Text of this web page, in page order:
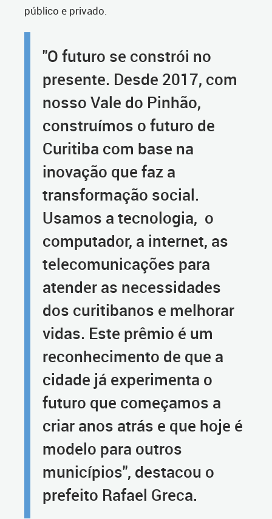
público e privado.
"O futuro se constrói no
presente. Desde 2017, com
nosso Vale do Pinhão,
construímos o futuro de
Curitiba com base na
inovação que faz a
transformação social.
Usamos a tecnologia, o
computador, a internet, as
telecomunicações para
atender as necessidades
dos curitibanos e melhorar
vidas. Este prêmio é um
reconhecimento de que a
cidade já experimenta o
futuro que começamos a
criar anos atrás e que hoje é
modelo para outros
municípios", destacou o
prefeito Rafael Greca.